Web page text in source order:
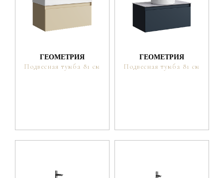
ГЕОМЕТРИЯ
Подвесная тумба 81 см
ГЕОМЕТРИЯ
Подвесная тумба 81 см